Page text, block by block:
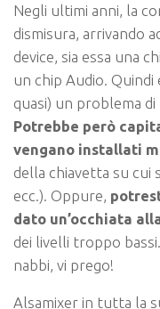
Negli ultimi anni, la
dismisura, arrivando
device, sia essa una
un chip Audio. Quindi
quasi) un problema
Potrebbe però
vengano installati
della chiavetta su cui
ecc.). Oppure,
dato un’occhiata
dei livelli troppo bassi.
nabbi, vi prego!
Alsamixer in tutta la